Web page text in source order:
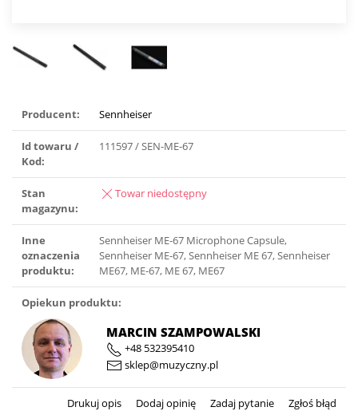
Producent: Sennheiser
Id towaru /
Kod:
111597 / SEN-ME-67
Stan
magazynu:
Towar niedostępny
Inne
oznaczenia
produktu:
Sennheiser ME-67 Microphone Capsule,
Sennheiser ME-67, Sennheiser ME 67, Sennheiser
ME67, ME-67, ME 67, ME67
Opiekun produktu:
MARCIN SZAMPOWALSKI
+48 532395410
sklep@muzyczny.pl
Drukuj opis Dodaj opinię Zadaj pytanie Zgłoś błąd